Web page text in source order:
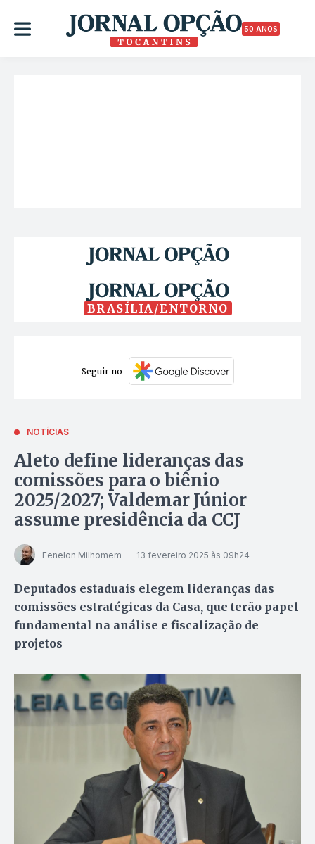
50 ANOS
BRASÍLIA/ENTORNO
Seguir no
NOTÍCIAS
Aleto define lideranças das
comissões para o biênio
2025/2027; Valdemar Júnior
assume presidência da CCJ
Fenelon Milhomem 13 fevereiro 2025 às 09h24
Deputados estaduais elegem lideranças das
comissões estratégicas da Casa, que terão papel
fundamental na análise e fiscalização de
projetos